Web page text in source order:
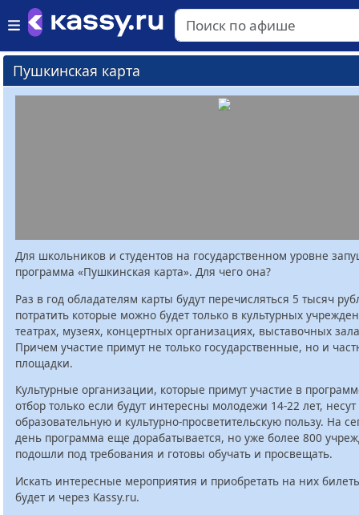
Пушкинская карта
Для школьников и студентов на государственном уровне
программа «Пушкинская карта». Для чего она?
Раз в год обладателям карты будут перечисляться 5 тысяч
потратить которые можно будет только в культурных
театрах, музеях, концертных организациях, выставочных
Причем участие примут не только государственные, но и
площадки.
Культурные организации, которые примут участие в
отбор только если будут интересны молодежи 14-22 лет,
образовательную и культурно-просветительскую пользу. На
день программа еще дорабатывается, но уже более 800
подошли под требования и готовы обучать и просвещать.
Искать интересные мероприятия и приобретать на них
будет и через Kassy.ru.